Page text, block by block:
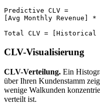
Predictive CLV =
[Avg Monthly Revenue]
CLV-Visualisierung
CLV-Verteilung. Ein
über Ihren Kundenstamm
wenige Walkunden
verteilt ist.